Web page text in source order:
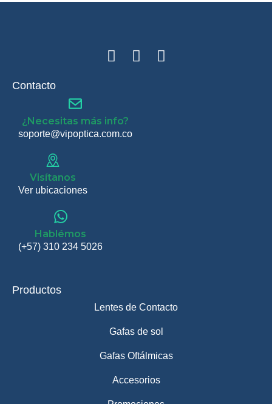
Contacto
¿Necesitas más info?
soporte@vipoptica.com.co
Visítanos
Ver ubicaciones
Hablémos
(+57) 310 234 5026
Productos
Lentes de Contacto
Gafas de sol
Gafas Oftálmicas
Accesorios